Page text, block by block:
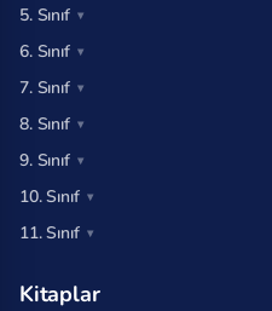
5. Sınıf
6. Sınıf
7. Sınıf
8. Sınıf
9. Sınıf
10. Sınıf
11. Sınıf
Kitaplar